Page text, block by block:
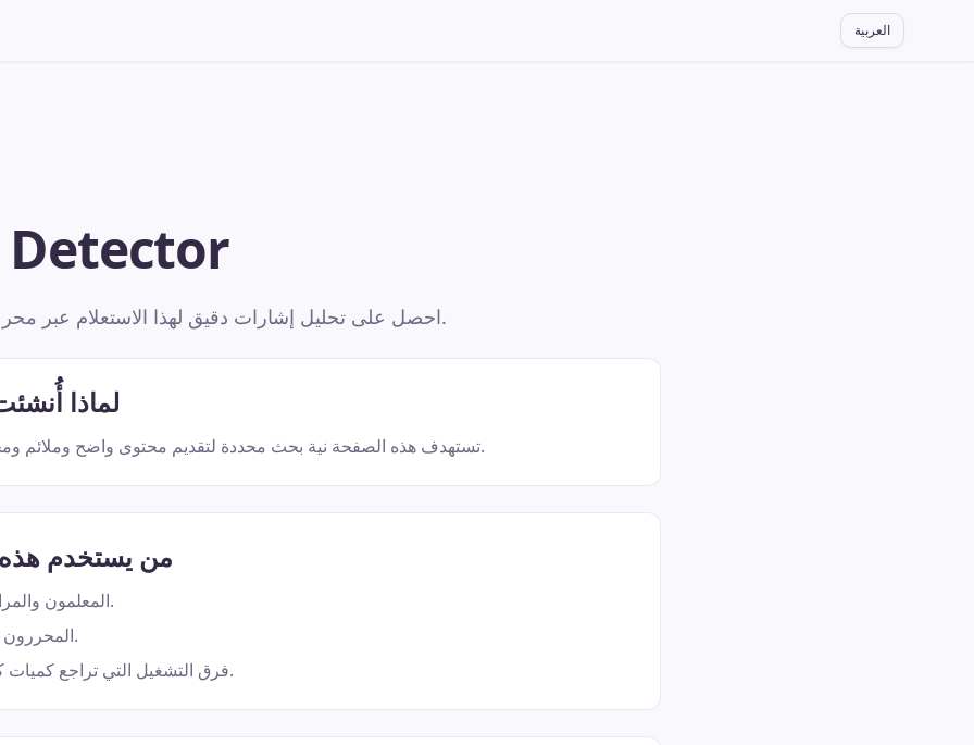
العربية
Detector
احصل على تحليل إشارات دقيق لهذا الاستعلام عبر محرك كشف متعدد اللغات.
لماذا
تستهدف هذه الصفحة نية بحث محددة لتقديم محتوى واضح وملائم ومحلي لمحركات البحث.
من يستخدم
المعلمون والمراجعون الأكاديميون.
المحررون قبل نشر المحتوى.
فرق التشغيل التي تراجع كميات كبيرة من النصوص.